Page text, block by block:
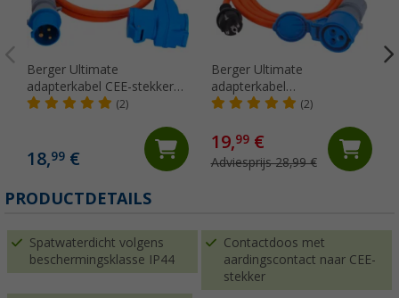
Berger Ultimate
adapterkabel CEE-stekker
en hoekkoppeling met CEE-
aardcontactkoppeling 1,5m
(2)
18,99 €
Berger Ultimate
adapterkabel
aardingscontactstekker en
(2)
19,99€
Adviesprijs 28,99 €
PRODUCTDETAILS
Spatwaterdicht volgens
beschermingsklasse IP44
Contactdoos met
aardingscontact naar CEE-
stekker